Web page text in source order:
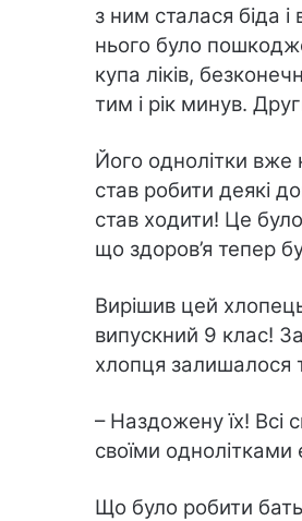
з ним сталася біда і
нього було
купа ліків,
тим і рік минув.
Його однолітки вже
став робити деякі
став ходити! Це
що здоров’я тепер
Вирішив цей
випускний 9 клас!
хлопця залишалося
– Наздожену їх! Всі
своїми
Що було робити